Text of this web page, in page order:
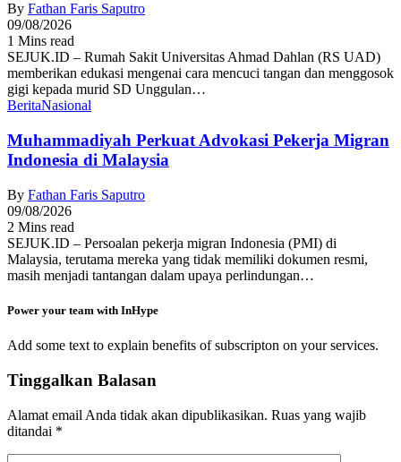
By Fathan Faris Saputro
09/08/2026
1 Mins read
SEJUK.ID – Rumah Sakit Universitas Ahmad Dahlan (RS UAD)
memberikan edukasi mengenai cara mencuci tangan dan menggosok
gigi kepada murid SD Unggulan…
BeritaNasional
Muhammadiyah Perkuat Advokasi Pekerja Migran
Indonesia di Malaysia
By Fathan Faris Saputro
09/08/2026
2 Mins read
SEJUK.ID – Persoalan pekerja migran Indonesia (PMI) di
Malaysia, terutama mereka yang tidak memiliki dokumen resmi,
masih menjadi tantangan dalam upaya perlindungan…
Power your team with InHype
Add some text to explain benefits of subscripton on your services.
Tinggalkan Balasan
Alamat email Anda tidak akan dipublikasikan. Ruas yang wajib
ditandai *